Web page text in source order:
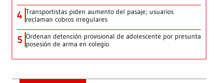
4 Transportistas piden aumento del pasaje; usuarios
reclaman cobros irregulares
5 Ordenan detención provisional de adolescente por presunta
posesión de arma en colegio